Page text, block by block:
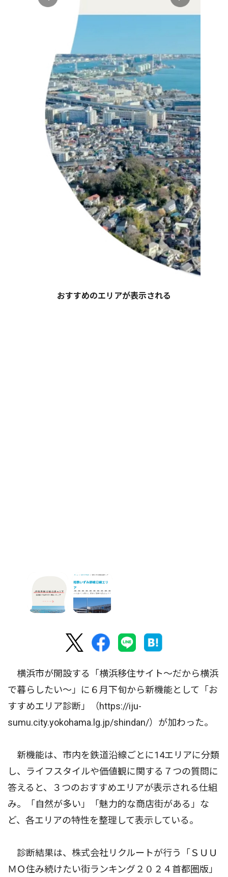
おすすめのエリアが表示される
横浜市が開設する「横浜移住サイト〜だから横浜
で暮らしたい〜」に６月下旬から新機能として「お
すすめエリア診断」（https://iju-
sumu.city.yokohama.lg.jp/shindan/）が加わった。
新機能は、市内を鉄道沿線ごとに14エリアに分類
し、ライフスタイルや価値観に関する７つの質問に
答えると、３つのおすすめエリアが表示される仕組
み。「自然が多い」「魅力的な商店街がある」な
ど、各エリアの特性を整理して表示している。
診断結果は、株式会社リクルートが行う「ＳＵＵ
ＭＯ住み続けたい街ランキング２０２４首都圏版」